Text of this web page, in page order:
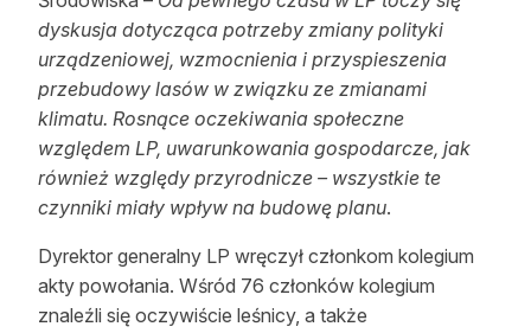
dyskusja dotycząca potrzeby zmiany polityki
urządzeniowej, wzmocnienia i przyspieszenia
przebudowy lasów w związku ze zmianami
klimatu. Rosnące oczekiwania społeczne
względem LP, uwarunkowania gospodarcze, jak
również względy przyrodnicze – wszystkie te
czynniki miały wpływ na budowę planu.
Dyrektor generalny LP wręczył członkom kolegium
akty powołania. Wśród 76 członków kolegium
znaleźli się oczywiście leśnicy, a także